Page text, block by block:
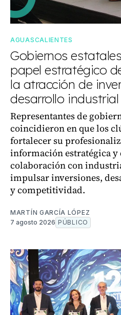
AGUASCALIENTES
Gobiernos
papel estratégico
la atracción de
desarrollo industrial
Representantes de
coincidieron en que los
fortalecer su
información estratégica
colaboración con
impulsar inversiones,
y competitividad.
MARTÍN GARCÍA LÓPEZ
7 agosto 2026 PÚBLICO